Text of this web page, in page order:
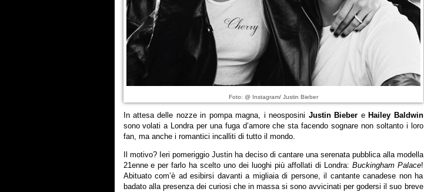
Foto: @ Instagram/ Justin Bieber
In attesa delle nozze in pompa magna, i neosposini Justin Bieber e Hailey Baldwin
sono volati a Londra per una fuga d’amore che sta facendo sognare non soltanto i loro
fan, ma anche i romantici incalliti di tutto il mondo.
Il motivo? Ieri pomeriggio Justin ha deciso di cantare una serenata pubblica alla modella
21enne e per farlo ha scelto uno dei luoghi più affollati di Londra: Buckingham Palace!
Abituato com’è ad esibirsi davanti a migliaia di persone, il cantante canadese non ha
badato alla presenza dei curiosi che in massa si sono avvicinati per godersi il suo breve